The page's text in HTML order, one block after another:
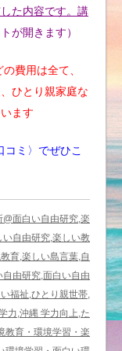
た内容です。講
が開きます）
費用は全て、
ひとり親家庭な
ます
コミ〉でぜひこ
@面白い自由研究,楽
い自由研究,楽しい教
育,楽しい島言葉,自
由研究,面白い自由
福祉,ひとり親世帯,
力,沖縄 学力向上,た
教育・環境学習・楽